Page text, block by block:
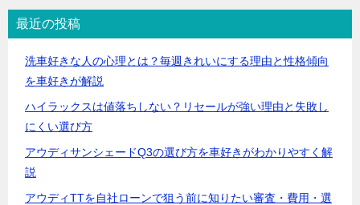
最近の投稿
洗車好きな人の心理とは？毎週きれいにする理由と性格傾向
を車好きが解説
ハイラックスは値落ちしない？リセールが強い理由と失敗し
にくい選び方
アウディサンシェードQ3の選び方を車好きがわかりやすく解
説
アウディTTを自社ローンで狙う前に知りたい審査・費用・選